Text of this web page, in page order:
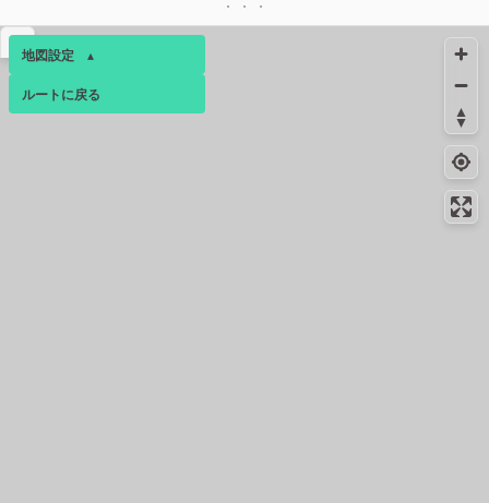
地図設定 ▴
ベース ▴
ルートに戻る